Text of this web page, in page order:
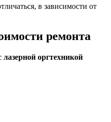
в зависимости от
ремонта
оргтехникой